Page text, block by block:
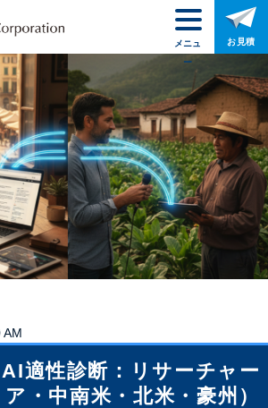
AM
AI適性診断：リサーチャー
・中南米・北米・豪州）
メニュ
ー
お見積